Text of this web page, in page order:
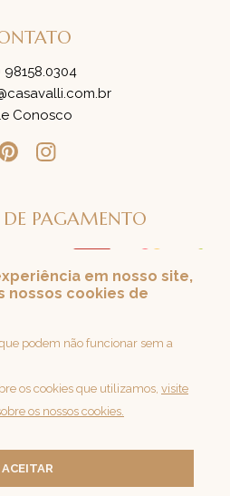
98158.0304
Conosco
PAGAMENTO
em nosso site,
nossos cookies de
podem não funcionar sem a
os cookies que utilizamos, visite
os nossos cookies.
ACEITAR